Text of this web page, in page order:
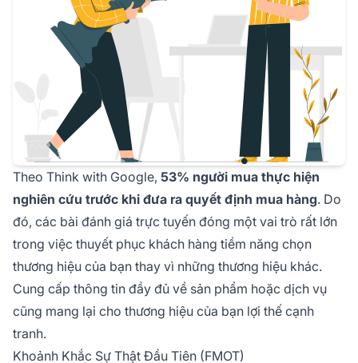
Theo Think with Google, 53% người mua thực hiện
nghiên cứu trước khi đưa ra quyết định mua hàng. Do
đó, các bài đánh giá trực tuyến đóng một vai trò rất lớn
trong việc thuyết phục khách hàng tiềm năng chọn
thương hiệu của bạn thay vì những thương hiệu khác.
Cung cấp thông tin đầy đủ về sản phẩm hoặc dịch vụ
cũng mang lại cho thương hiệu của bạn lợi thế cạnh
tranh.
Khoảnh Khắc Sự Thật Đầu Tiên (FMOT)